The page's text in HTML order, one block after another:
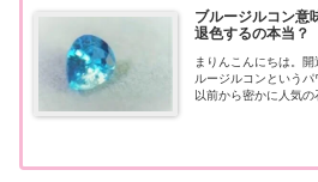
ブルージルコン意
退色するの本当？
まりんこんにちは。
ルージルコンという
以前から密かに人気の